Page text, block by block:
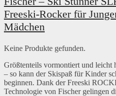
Freeski-Rocker für
Mädchen
Keine Produkte gefunden.
Größtenteils vormontiert und leicht
– so kann der Skispaß für Kinder
beginnen. Dank der Freeski
Technologie von Fischer gelingen